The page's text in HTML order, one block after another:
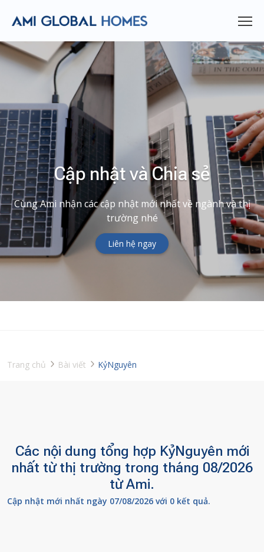
Cập nhật và Chia sẻ
Cùng Ami nhận các cập nhật mới nhất về ngành và thị
trường nhé
Liên hệ ngay
Trang chủ Bài viết KỷNguyên
Các nội dung tổng hợp KỷNguyên mới
nhất từ thị trường trong tháng 08/2026
từ Ami.
Cập nhật mới nhất ngày 07/08/2026 với 0 kết quả.